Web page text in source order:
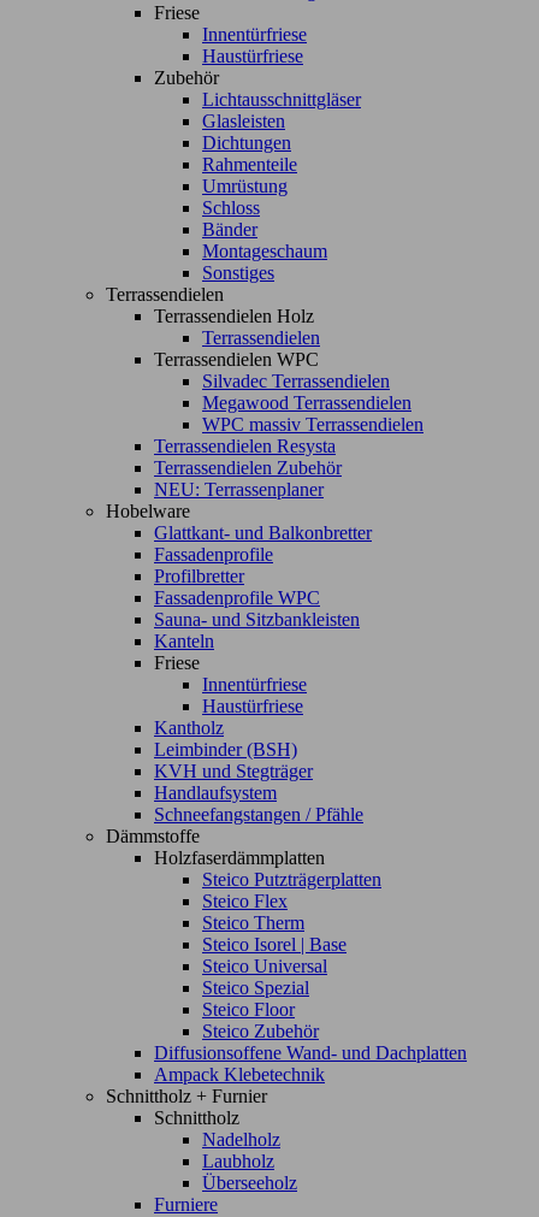
Friese
Innentürfriese
Haustürfriese
Zubehör
Lichtausschnittgläser
Glasleisten
Dichtungen
Rahmenteile
Umrüstung
Schloss
Bänder
Montageschaum
Sonstiges
Terrassendielen
Terrassendielen Holz
Terrassendielen
Terrassendielen WPC
Silvadec Terrassendielen
Megawood Terrassendielen
WPC massiv Terrassendielen
Terrassendielen Resysta
Terrassendielen Zubehör
NEU: Terrassenplaner
Hobelware
Glattkant- und Balkonbretter
Fassadenprofile
Profilbretter
Fassadenprofile WPC
Sauna- und Sitzbankleisten
Kanteln
Friese
Innentürfriese
Haustürfriese
Kantholz
Leimbinder (BSH)
KVH und Stegträger
Handlaufsystem
Schneefangstangen / Pfähle
Dämmstoffe
Holzfaserdämmplatten
Steico Putzträgerplatten
Steico Flex
Steico Therm
Steico Isorel | Base
Steico Universal
Steico Spezial
Steico Floor
Steico Zubehör
Diffusionsoffene Wand- und Dachplatten
Ampack Klebetechnik
Schnittholz + Furnier
Schnittholz
Nadelholz
Laubholz
Überseeholz
Furniere